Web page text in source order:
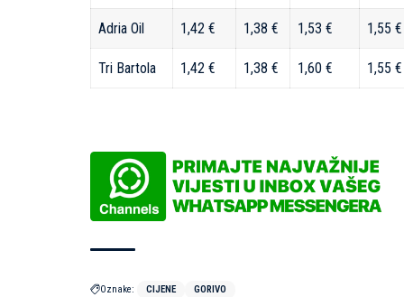
Adria Oil 1,42 € 1,38 € 1,53 € 1,55 €
Tri Bartola 1,42 € 1,38 € 1,60 € 1,55 €
Oznake: CIJENE GORIVO